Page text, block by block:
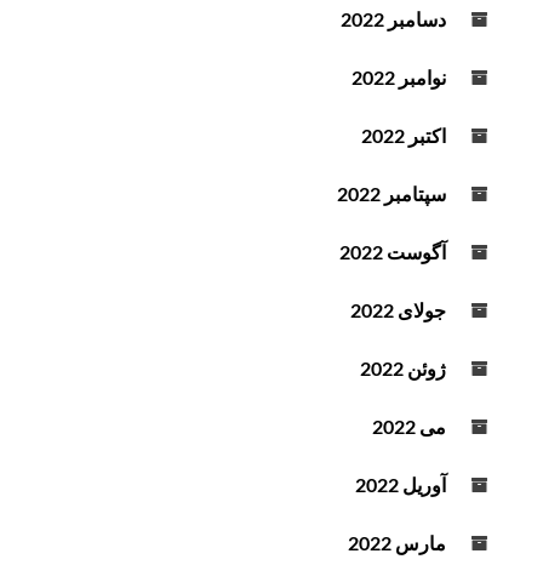
دسامبر 2022
نوامبر 2022
اکتبر 2022
سپتامبر 2022
آگوست 2022
جولای 2022
ژوئن 2022
می 2022
آوریل 2022
مارس 2022